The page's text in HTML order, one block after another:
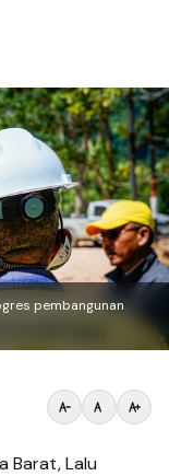
pembangunan
Barat, Lalu